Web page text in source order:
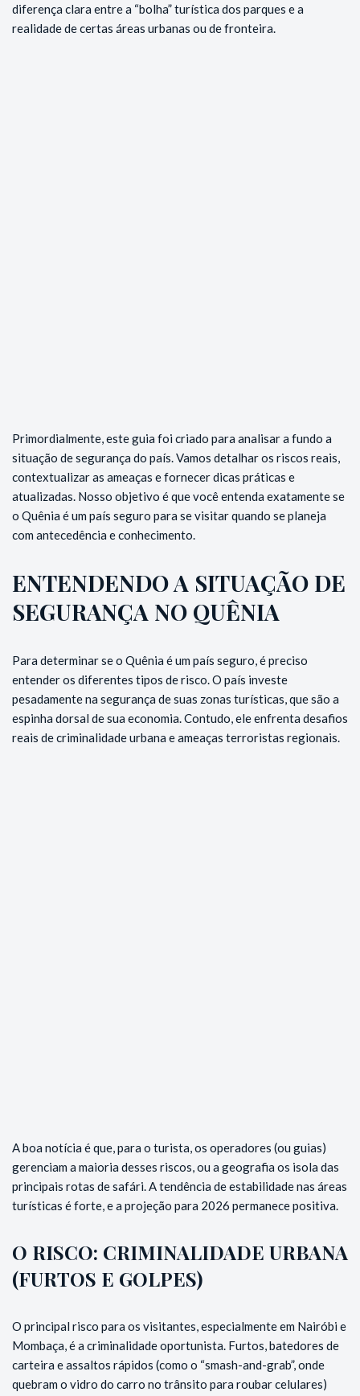
diferença clara entre a “bolha” turística dos parques e a
realidade de certas áreas urbanas ou de fronteira.
Primordialmente, este guia foi criado para analisar a fundo a
situação de segurança do país. Vamos detalhar os riscos reais,
contextualizar as ameaças e fornecer dicas práticas e
atualizadas. Nosso objetivo é que você entenda exatamente se
o Quênia é um país seguro para se visitar quando se planeja
com antecedência e conhecimento.
ENTENDENDO A SITUAÇÃO DE
SEGURANÇA NO QUÊNIA
Para determinar se o Quênia é um país seguro, é preciso
entender os diferentes tipos de risco. O país investe
pesadamente na segurança de suas zonas turísticas, que são a
espinha dorsal de sua economia. Contudo, ele enfrenta desafios
reais de criminalidade urbana e ameaças terroristas regionais.
A boa notícia é que, para o turista, os operadores (ou guias)
gerenciam a maioria desses riscos, ou a geografia os isola das
principais rotas de safári. A tendência de estabilidade nas áreas
turísticas é forte, e a projeção para 2026 permanece positiva.
O RISCO: CRIMINALIDADE URBANA
(FURTOS E GOLPES)
O principal risco para os visitantes, especialmente em Nairóbi e
Mombaça, é a criminalidade oportunista. Furtos, batedores de
carteira e assaltos rápidos (como o “smash-and-grab”, onde
quebram o vidro do carro no trânsito para roubar celulares)